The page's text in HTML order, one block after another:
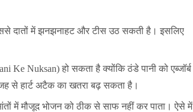
दातों में झनझनाहट और टीस उठ सकती है। इसलिए
Ke Nuksan) हो सकता है क्योंकि ठंडे पानी को एब्जॉर्ब
से हार्ट अटैक का खतरा बढ़ सकता है।
में मौजूद भोजन को ठीक से साफ नहीं कर पाता। ऐसे में